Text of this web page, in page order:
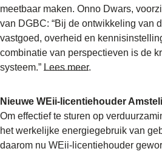
meetbaar maken. Onno Dwars,
van DGBC: “Bij de ontwikkeling van
vastgoed, overheid en
combinatie van perspectieven is de
systeem.” Lees meer.
Nieuwe WEii-licentiehouder
Om effectief te sturen op
het werkelijke energiegebruik van
daarom nu WEii‑licentiehouder